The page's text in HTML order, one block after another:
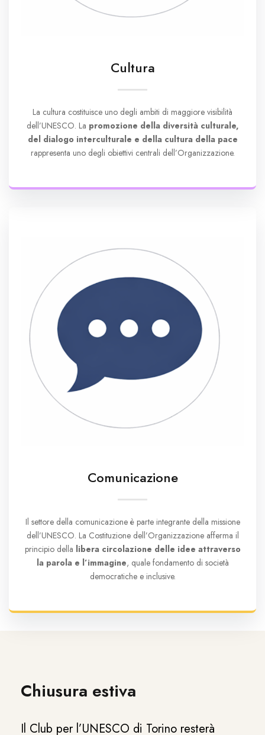
Cultura
La cultura costituisce uno degli ambiti di maggiore visibilità
dell’UNESCO. La promozione della diversità culturale,
del dialogo interculturale e della cultura della pace
rappresenta uno degli obiettivi centrali dell’Organizzazione.
Comunicazione
Il settore della comunicazione è parte integrante della missione
dell’UNESCO. La Costituzione dell’Organizzazione afferma il
principio della libera circolazione delle idee attraverso
la parola e l’immagine, quale fondamento di società
democratiche e inclusive.
Chiusura estiva
Il Club per l’UNESCO di Torino resterà